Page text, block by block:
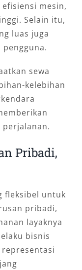
mesin,
Selain itu,
luas juga
sewa
kelebihan
Pribadi,
fleksibel untuk
pribadi,
layaknya
bisnis